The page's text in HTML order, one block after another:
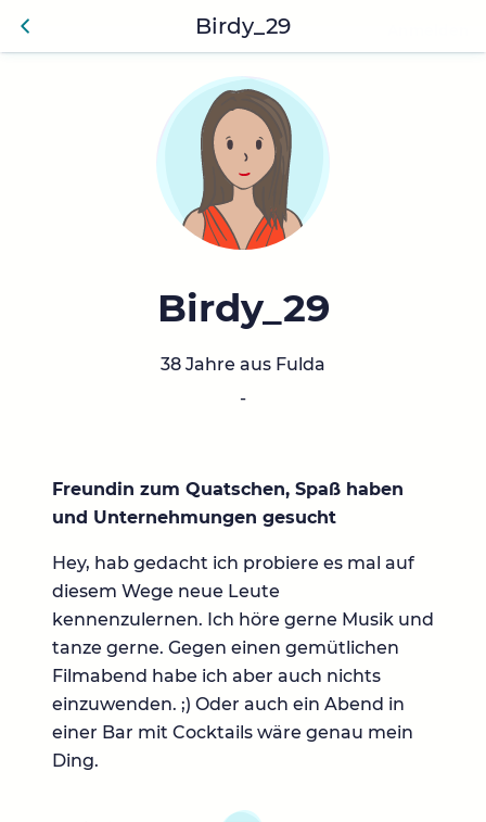
Zurü
Birdy_29
Birdy_29
38 Jahre aus Fulda
-
Freundin zum Quatschen, Spaß haben
und Unternehmungen gesucht
Hey, hab gedacht ich probiere es mal auf
diesem Wege neue Leute
kennenzulernen. Ich höre gerne Musik und
tanze gerne. Gegen einen gemütlichen
Filmabend habe ich aber auch nichts
einzuwenden. ;) Oder auch ein Abend in
einer Bar mit Cocktails wäre genau mein
Ding.